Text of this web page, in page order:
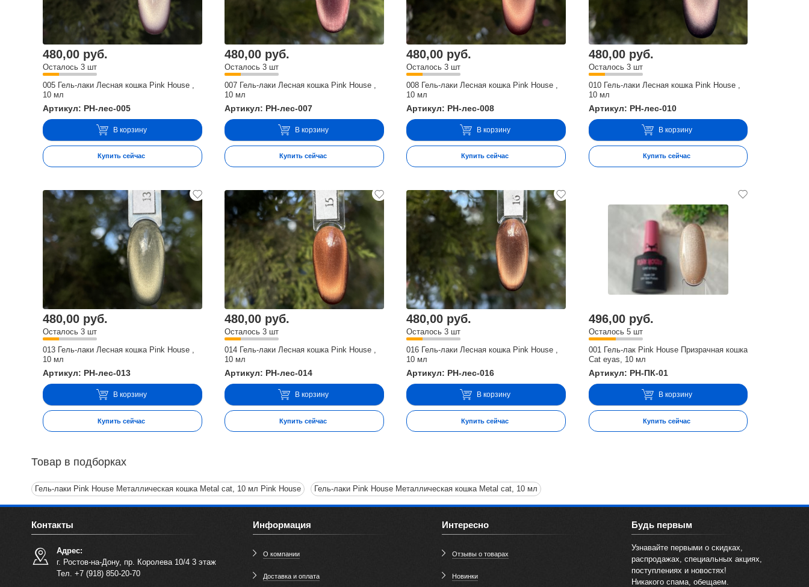
480,00 руб.
Осталось 3 шт
005 Гель-лаки Лесная кошка Pink House ,
10 мл
Артикул: PH-лес-005
В корзину
Купить сейчас
480,00 руб.
Осталось 3 шт
007 Гель-лаки Лесная кошка Pink House ,
10 мл
Артикул: PH-лес-007
В корзину
Купить сейчас
480,00 руб.
Осталось 3 шт
008 Гель-лаки Лесная кошка Pink House ,
10 мл
Артикул: PH-лес-008
В корзину
Купить сейчас
480,00 руб.
Осталось 3 шт
010 Гель-лаки Лесная кошка Pink House ,
10 мл
Артикул: PH-лес-010
В корзину
Купить сейчас
480,00 руб.
Осталось 3 шт
013 Гель-лаки Лесная кошка Pink House ,
10 мл
Артикул: PH-лес-013
В корзину
Купить сейчас
480,00 руб.
Осталось 3 шт
014 Гель-лаки Лесная кошка Pink House ,
10 мл
Артикул: PH-лес-014
В корзину
Купить сейчас
480,00 руб.
Осталось 3 шт
016 Гель-лаки Лесная кошка Pink House ,
10 мл
Артикул: PH-лес-016
В корзину
Купить сейчас
496,00 руб.
Осталось 5 шт
001 Гель-лак Pink House Призрачная кошка
Cat eyas, 10 мл
Артикул: PH-ПК-01
В корзину
Купить сейчас
Товар в подборках
Гель-лаки Pink House Металлическая кошка Metal cat, 10 мл Pink House Гель-лаки Pink House Металлическая кошка Metal cat, 10 мл
Контакты
Адрес:
г. Ростов-на-Дону, пр. Королева 10/4 3 этаж
Тел. +7 (918) 850-20-70
Информация
О компании
Доставка и оплата
Интересно
Отзывы о товарах
Новинки
Будь первым
Узнавайте первыми о скидках,
распродажах, специальных акциях,
поступлениях и новостях!
Никакого спама, обещаем.